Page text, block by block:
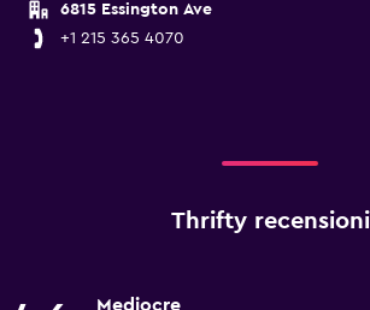
6815 Essington Ave
+1 215 365 4070
Thrifty recensioni
Mediocre